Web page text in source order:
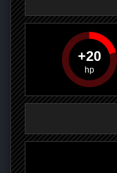
PAYLAŞPAYLAŞ
20